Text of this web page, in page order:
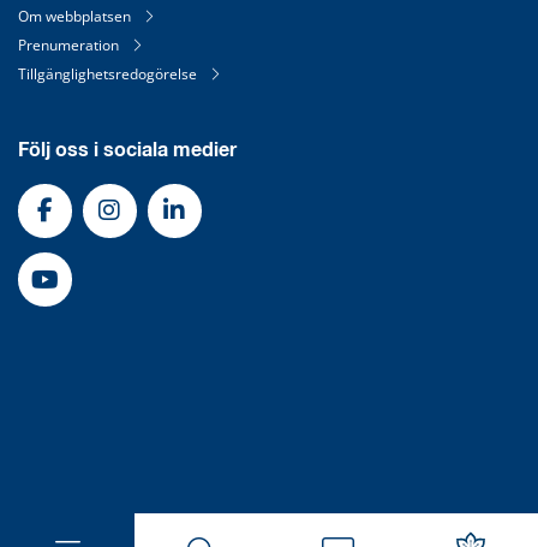
Om webbplatsen
Prenumeration
Tillgänglighetsredogörelse
Följ oss i sociala medier